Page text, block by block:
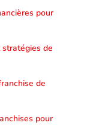
pour
de
de
pour